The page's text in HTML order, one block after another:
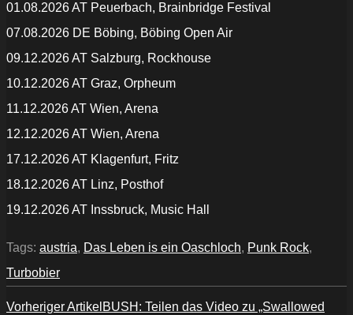
01.08.2026 AT Peuerbach, Brainbridge Festival
07.08.2026 DE Böbing, Böbing Open Air
09.12.2026 AT Salzburg, Rockhouse
10.12.2026 AT Graz, Orpheum
11.12.2026 AT Wien, Arena
12.12.2026 AT Wien, Arena
17.12.2026 AT Klagenfurt, Fritz
18.12.2026 AT Linz, Posthof
19.12.2026 AT Inssbruck, Music Hall
Tags: austria, Das Leben is ein Oaschloch, Punk Rock,
Turbobier
Vorheriger Artikel BUSH: Teilen das Video zu „Swallowed